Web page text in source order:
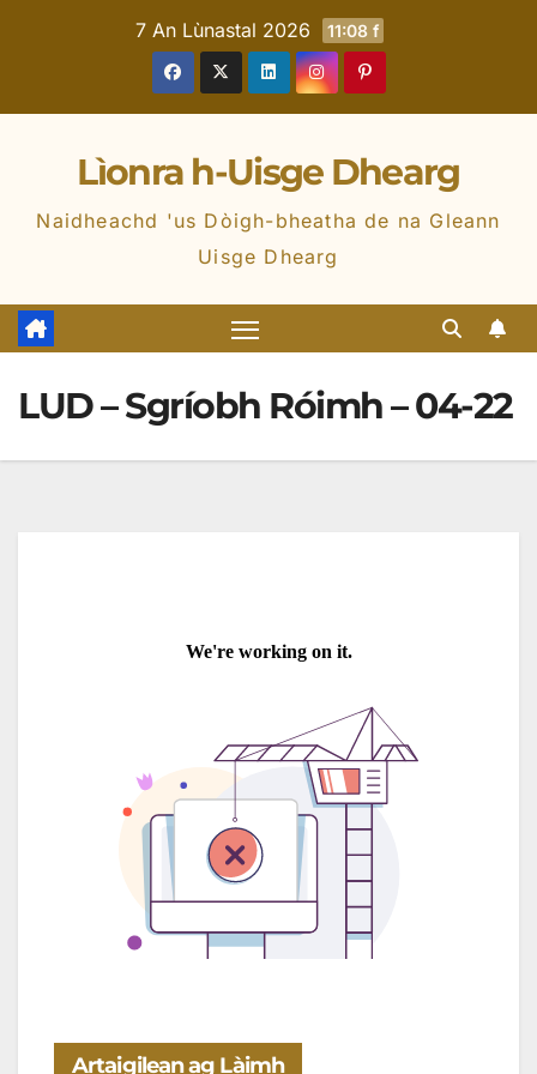
7 An Lùnastal 2026 11:08 f
Lìonra h-Uisge Dhearg
Naidheachd 'us Dòigh-bheatha de na Gleann
Uisge Dhearg
LUD – Sgríobh Róimh – 04-22
Artaigilean ag Làimh